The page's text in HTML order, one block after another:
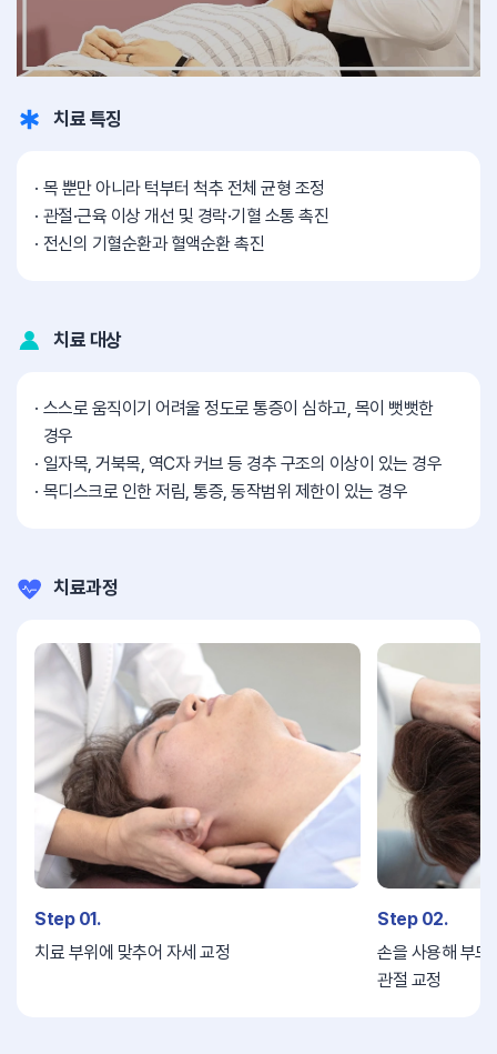
치료 특징
목 뿐만 아니라 턱부터 척추 전체 균형 조정
관절·근육 이상 개선 및 경락·기혈 소통 촉진
전신의 기혈순환과 혈액순환 촉진
치료 대상
스스로 움직이기 어려울 정도로 통증이 심하고, 목이 뻣뻣한
경우
일자목, 거북목, 역C자 커브 등 경추 구조의 이상이 있는 경우
목디스크로 인한 저림, 통증, 동작범위 제한이 있는 경우
치료과정
Step 01.
치료 부위에 맞추어 자세 교정
Step 02.
손을 사용해 부드
관절 교정